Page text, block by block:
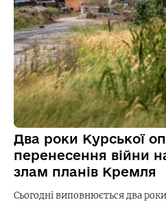
Два роки Курської
перенесення війни
злам планів Кремля
Сьогодні виповнюється два